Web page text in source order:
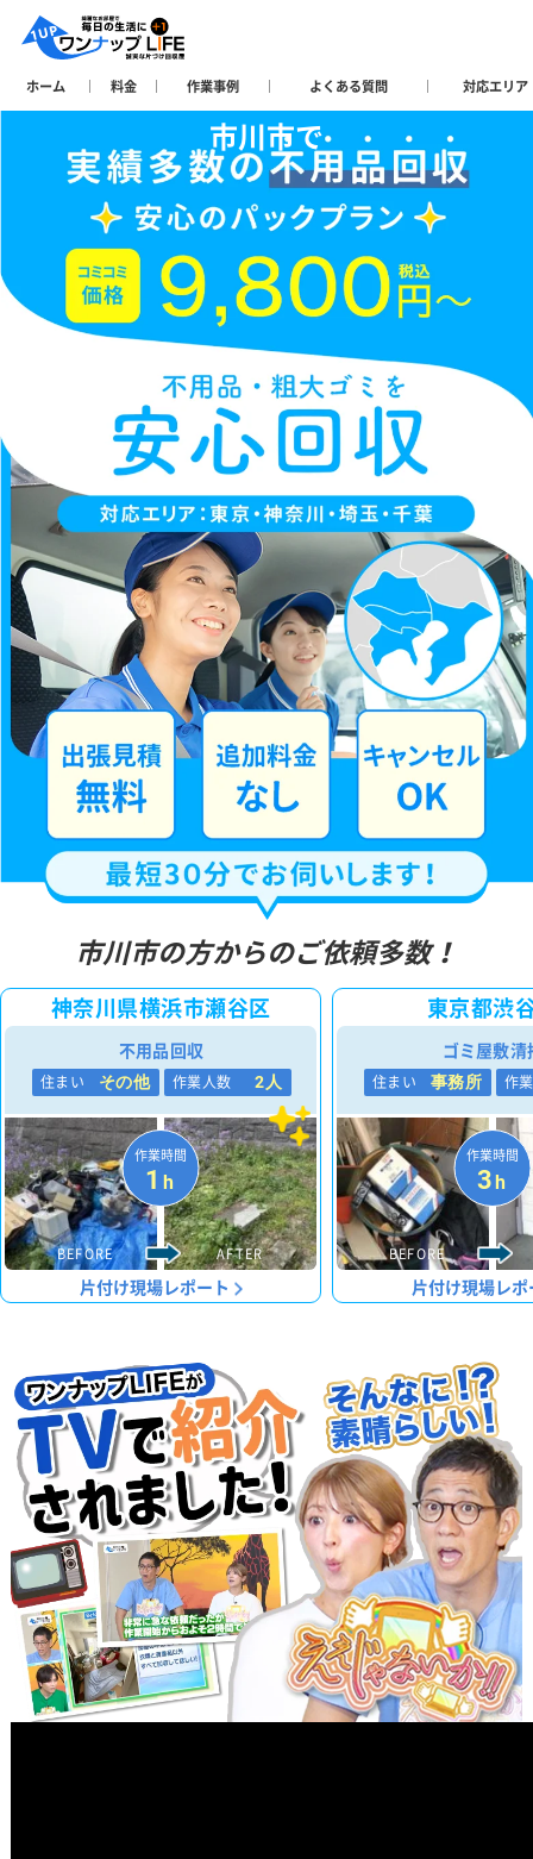
ホーム 料金 作業事例 よくある質問 対応エリア
市川市で
市川市の方からのご依頼多数！
神奈川県横浜市瀬谷区
不用品回収
住まい その他 作業人数 2人
BEFORE AFTER
作業時間
1 h
片付け現場レポート
東京都渋
ゴミ屋敷清
住まい 事務所 作
BEFORE
作業時間
3h
片付け現場レポ